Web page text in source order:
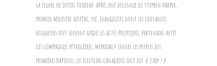
la figure de Justin Trudeau. Après une décennie de Stephen Harper,
premier ministre austère, usé, évangéliste dont les croyances
religieuses ont souvent guidé les actes politiques, partenaire actif
des compagnies pétrolières, méprisant envers les peuples des
Premières Nations, les électeurs canadiens ont dit « Stop !».